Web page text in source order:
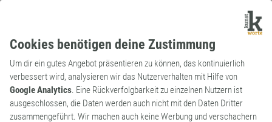
Cookies benötigen deine Zustimmung
Um dir ein gutes Angebot präsentieren zu können, das kontinuierlich
verbessert wird, analysieren wir das Nutzerverhalten mit Hilfe von
Google Analytics. Eine Rückverfolgbarkeit zu einzelnen Nutzern ist
ausgeschlossen, die Daten werden auch nicht mit den Daten Dritter
zusammengeführt. Wir machen auch keine Werbung und verschachern
Neologismus
Adjektiv